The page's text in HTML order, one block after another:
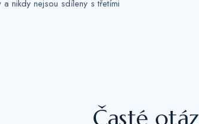
nikdy nejsou sdíleny s třetími
Časté